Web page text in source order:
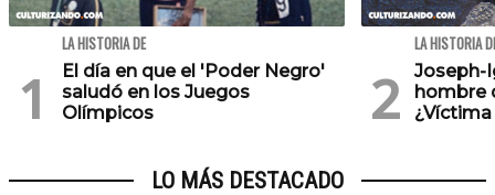
LA HISTORIA DE
El día en que el 'Poder Negro'
saludó en los Juegos
Olímpicos
LA HISTORIA
Joseph-
hombre
LO MÁS DESTACADO